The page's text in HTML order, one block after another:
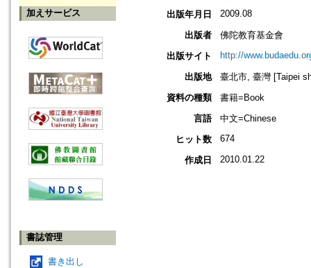
加えサービス
書誌管理
書き出し
出版年月日
2009.08
出版者
佛陀教育基金會
出版サイト
http://
出版地
臺北市, 臺灣 [Taipei
資料の種類
書籍=Book
言語
中文=Chinese
ヒット数
674
作成日 2010.01.22